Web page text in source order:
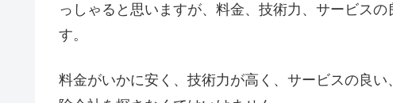
っしゃると思いますが、料金、技術力、サービス
す。
料金がいかに安く、技術力が高く、サービスの良